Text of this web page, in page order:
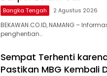
Bangka Tengah 2 Agustus 2026
BEKAWAN.CO.ID, NAMANG –
penghentian…
‎Sempat Terhenti
Pastikan MBG Kembali